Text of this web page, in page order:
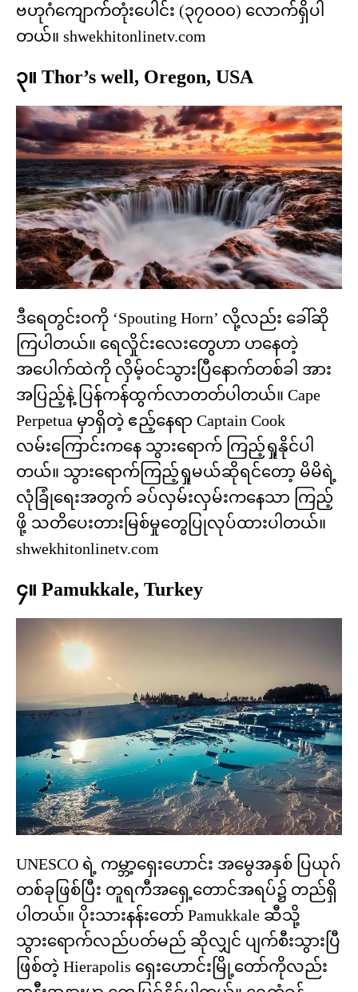
ဗဟုဂံ​ကျောက်တုံးပေါင်း (၃၇၀၀၀) ​လောက်ရှိပါ
တယ်။ shwekhitonlinetv.com
၃။ Thor’s well, Oregon, USA
ဒီရေတွင်းဝကို ‘Spouting Horn’ လို့လည်း ခေါ်ဆို
ကြပါတယ်။ ရေလှိုင်းလေးတွေဟာ ဟနေတဲ့
အပေါက်ထဲကို လှိမ့်ဝင်သွားပြီနောက်တစ်ခါ အား
အပြည့်နဲ့ ပြန်ကန်ထွက်လာတတ်ပါတယ်။ Cape
Perpetua မှာရှိတဲ့ ဧည့်နေရာ Captain Cook
လမ်းကြောင်းကနေ သွား​ရောက် ကြည့်ရှုနိုင်ပါ
တယ်။ သွားရောက်ကြည့်ရှုမယ်ဆိုရင်တော့ မိမိရဲ့
လုံခြုံရေးအတွက် ခပ်လှမ်းလှမ်းကနေသာ ကြည့်
ဖို့ သတိပေးတားမြစ်မှုတွေပြုလုပ်ထားပါတယ်။
shwekhitonlinetv.com
၄။ Pamukkale, Turkey
UNESCO ရဲ့ ကမ္ဘာ့ရှေးဟောင်း အမွေအနှစ် ပြယုဂ်
တစ်ခုဖြစ်ပြီး တူရကီအရှေ့တောင်အရပ်၌ တည်ရှိ
ပါတယ်။ ပိုးသားနန်းတော် Pamukkale ဆီသို့
သွားရောက်လည်ပတ်မည် ဆိုလျှင် ပျက်စီးသွားပြီ
ဖြစ်တဲ့ Hierapolis ရှေးဟောင်းမြို့တော်ကိုလည်း